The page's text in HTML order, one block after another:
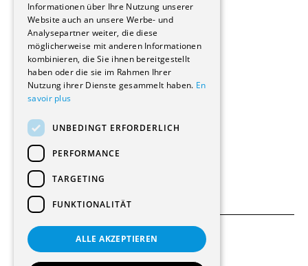
Wohnungen
Renovierungen
Innere Umbauten
Gastgewerbe und Tourismus
Verwaltungsgebäude und Geschäfte
Schuleinrichtungen
Medizinische Einrichtungen
Kultur - Sport - Freizeit
Industrie - Handwerk
Transport und Parkplätze
Diverse Bauten
Allgemeine Bedingungen
Informationen über Ihre Nutzung unserer
Website auch an unsere Werbe- und
Analysepartner weiter, die diese
möglicherweise mit anderen Informationen
kombinieren, die Sie ihnen bereitgestellt
haben oder die sie im Rahmen Ihrer
Nutzung ihrer Dienste gesammelt haben. En
savoir plus
UNBEDINGT ERFORDERLICH
PERFORMANCE
TARGETING
FUNKTIONALITÄT
ALLE AKZEPTIEREN